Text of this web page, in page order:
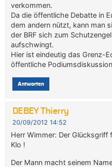
verkommen.
Da die öffentliche Debatte in
dem andern nützt, kann man
der BRF sich zum
aufschwingt.
Hier ist eindeutig das Grenz-
öffentliche
Antworten
DEBEY Thierry
20/09/2012 14:52
Herr Wimmer: Der Glücksgriff
Klo !
Der Mann macht seinem